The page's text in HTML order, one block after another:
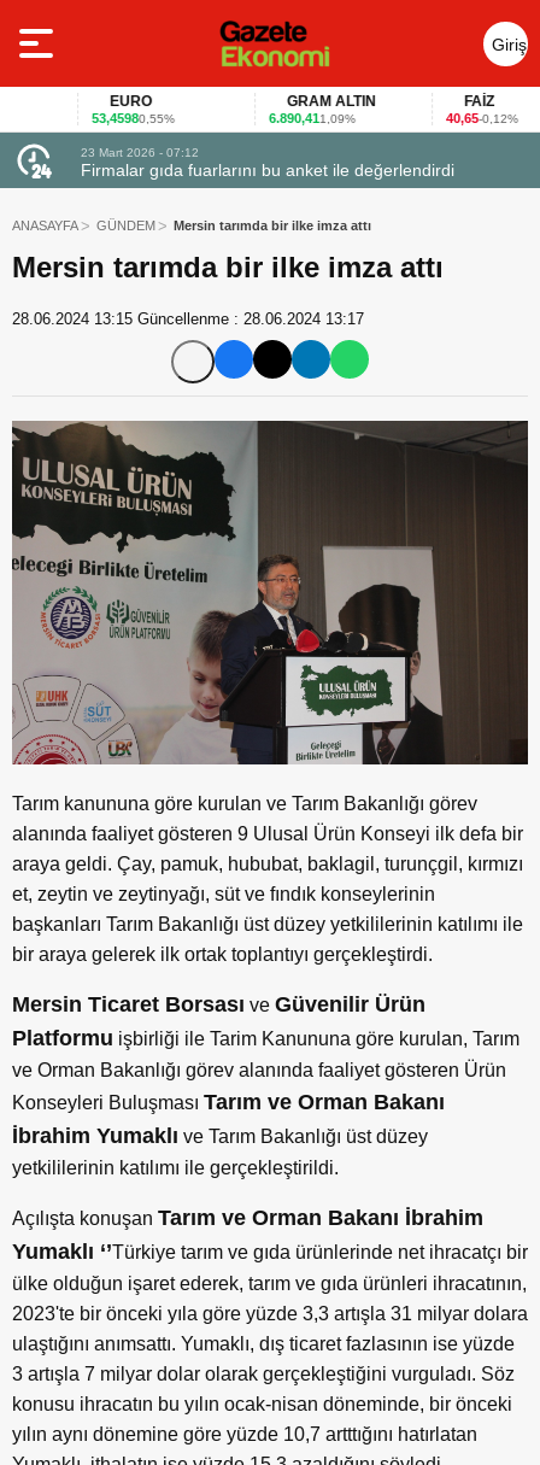
Giriş
Yap
EURO
53,45980,55%
GRAM ALTIN
6.890,411,09%
FAİZ
40,65 -0,12%
23 Mart 2026 - 07:12
Firmalar gıda fuarlarını bu anket ile değerlendirdi
ANASAYFA GÜNDEM Mersin tarımda bir ilke imza attı
Mersin tarımda bir ilke imza attı
28.06.2024 13:15 Güncellenme : 28.06.2024 13:17
Tarım kanununa göre kurulan ve Tarım Bakanlığı görev
alanında faaliyet gösteren 9 Ulusal Ürün Konseyi ilk defa bir
araya geldi. Çay, pamuk, hububat, baklagil, turunçgil, kırmızı
et, zeytin ve zeytinyağı, süt ve fındık konseylerinin
başkanları Tarım Bakanlığı üst düzey yetkililerinin katılımı ile
bir araya gelerek ilk ortak toplantıyı gerçekleştirdi.
Mersin Ticaret Borsası ve Güvenilir Ürün
Platformu işbirliği ile Tarim Kanununa göre kurulan, Tarım
ve Orman Bakanlığı görev alanında faaliyet gösteren Ürün
Konseyleri Buluşması Tarım ve Orman Bakanı
İbrahim Yumaklı ve Tarım Bakanlığı üst düzey
yetkililerinin katılımı ile gerçekleştirildi.
Açılışta konuşan Tarım ve Orman Bakanı İbrahim
Yumaklı ‘’Türkiye tarım ve gıda ürünlerinde net ihracatçı bir
ülke olduğun işaret ederek, tarım ve gıda ürünleri ihracatının,
2023'te bir önceki yıla göre yüzde 3,3 artışla 31 milyar dolara
ulaştığını anımsattı. Yumaklı, dış ticaret fazlasının ise yüzde
3 artışla 7 milyar dolar olarak gerçekleştiğini vurguladı. Söz
konusu ihracatın bu yılın ocak-nisan döneminde, bir önceki
yılın aynı dönemine göre yüzde 10,7 artttığını hatırlatan